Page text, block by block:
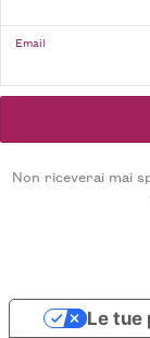
Email
Non riceverai mai
Le tue